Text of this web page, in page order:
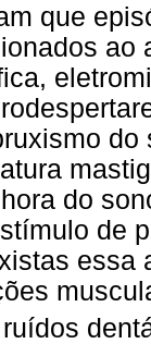
que
ao
do
de
essa